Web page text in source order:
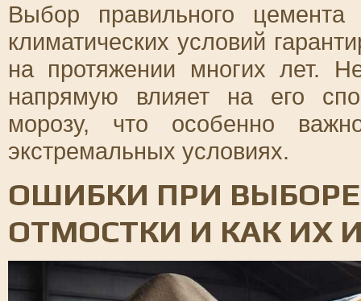
Выбор правильного
климатических условий
на протяжении многих лет.
напрямую влияет на его
морозу, что особенно
экстремальных условиях.
ОШИБКИ ПРИ
ОТМОСТКИ И КАК ИХ